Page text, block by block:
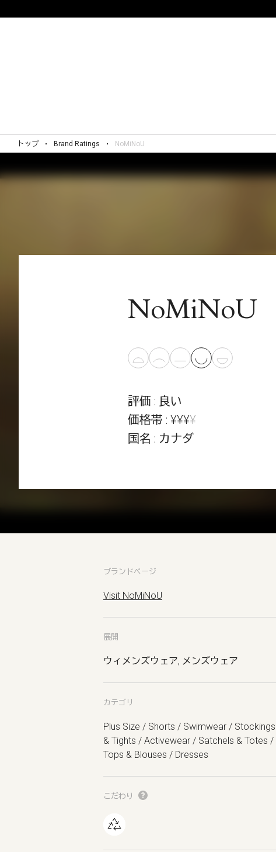
トップ Brand Ratings NoMiNoU
NoMiNoU
評価 : 良い
価格帯 : ¥¥¥¥
国名 : カナダ
ブランドページ
Visit NoMiNoU
展開
ウィメンズウェア, メンズウェア
カテゴリ
Plus Size / Shorts / Swimwear / Stockings
& Tights / Activewear / Satchels & Totes /
Tops & Blouses / Dresses
こだわり